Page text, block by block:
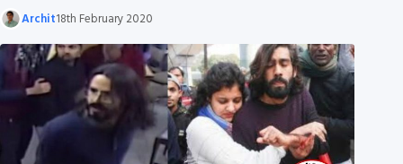
Archit18th February 2020